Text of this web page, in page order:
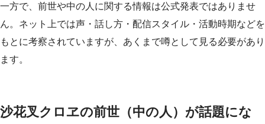
一方で、前世や中の人に関する情報は公式発表ではありませ
ん。ネット上では声・話し方・配信スタイル・活動時期などを
もとに考察されていますが、あくまで噂として見る必要があり
ます。
沙花叉クロヱの前世（中の人）が話題にな